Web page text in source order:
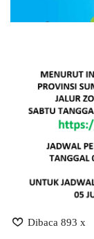
Dibaca 893 x